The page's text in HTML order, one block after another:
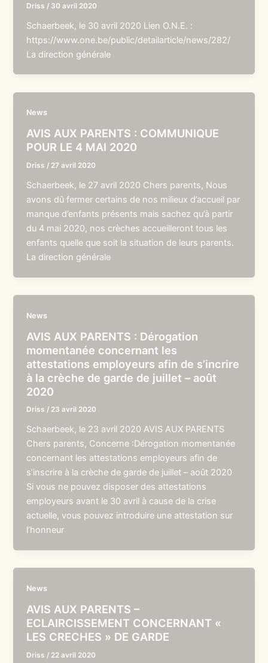
Driss / 30 avril 2020
Schaerbeek, le 30 avril 2020 Lien O.N.E. :
https://www.one.be/public/detailarticle/news/282/
La direction générale
News
AVIS AUX PARENTS : COMMUNIQUE
POUR LE 4 MAI 2020
Driss / 27 avril 2020
Schaerbeek, le 27 avril 2020 Chers parents, Nous
avons dû fermer certains de nos milieux d’accueil par
manque d’enfants présents mais sachez qu’à partir
du 4 mai 2020, nos crèches accueilleront tous les
enfants quelle que soit la situation de leurs parents.
La direction générale
News
AVIS AUX PARENTS : Dérogation
momentanée concernant les
attestations employeurs afin de s’incrire
à la crèche de garde de juillet – août
2020
Driss / 23 avril 2020
Schaerbeek, le 23 avril 2020 AVIS AUX PARENTS
Chers parents, Concerne :Dérogation momentanée
concernant les attestations employeurs afin de
s’inscrire à la crèche de garde de juillet – août 2020
Si vous ne pouvez disposer des attestations
employeurs avant le 30 avril à cause de la crise
actuelle, vous pouvez introduire une attestation sur
l’honneur
News
AVIS AUX PARENTS –
ECLAIRCISSEMENT CONCERNANT «
LES CRECHES » DE GARDE
Driss / 22 avril 2020